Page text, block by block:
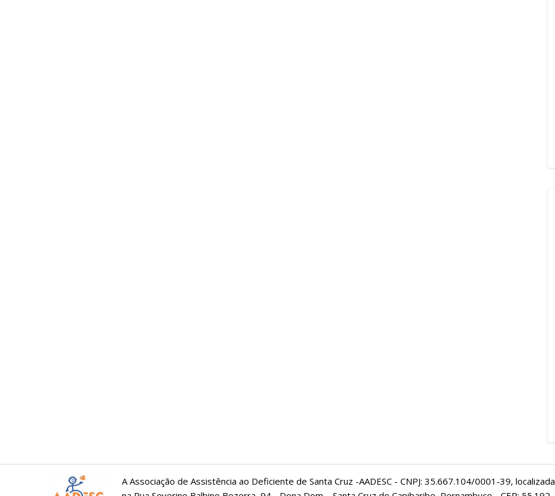
A Associação de Assistência ao Deficiente de Santa Cruz -AADESC - CNPJ: 35.667.104/0001-39, localizada